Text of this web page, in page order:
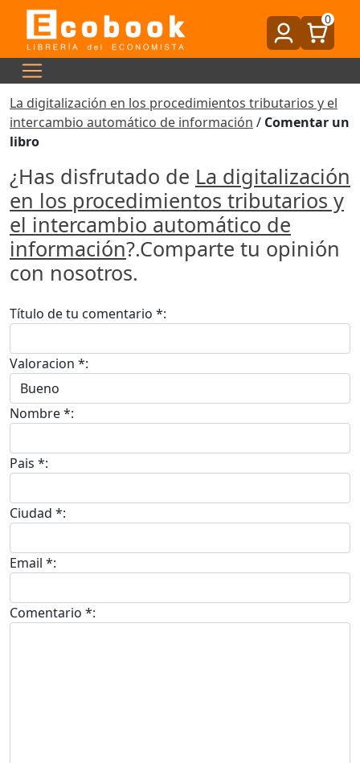
0
La digitalización en los procedimientos tributarios y el
intercambio automático de información / Comentar un
libro
¿Has disfrutado de La digitalización
en los procedimientos tributarios y
el intercambio automático de
información?.Comparte tu opinión
con nosotros.
Título de tu comentario *:
Valoracion *:
Nombre *:
Pais *:
Ciudad *:
Email *:
Comentario *: